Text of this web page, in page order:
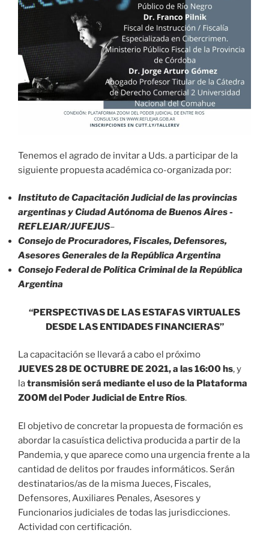
Tenemos el agrado de invitar a Uds. a participar de la
siguiente propuesta académica co-organizada por:
Instituto de Capacitación Judicial de las provincias
argentinas y Ciudad Autónoma de Buenos Aires -
REFLEJAR/JUFEJUS–
Consejo de Procuradores, Fiscales, Defensores,
Asesores Generales de la República Argentina
Consejo Federal de Política Criminal de la República
Argentina
“PERSPECTIVAS DE LAS ESTAFAS VIRTUALES
DESDE LAS ENTIDADES FINANCIERAS”
La capacitación se llevará a cabo el próximo
JUEVES 28 DE OCTUBRE DE 2021, a las 16:00 hs, y
latransmisión será mediante el uso de la Plataforma
ZOOM del Poder Judicial de Entre Ríos.
El objetivo de concretar la propuesta de formación es
abordar la casuística delictiva producida a partir de la
Pandemia, y que aparece como una urgencia frente a la
cantidad de delitos por fraudes informáticos. Serán
destinatarios/as de la misma Jueces, Fiscales,
Defensores, Auxiliares Penales, Asesores y
Funcionarios judiciales de todas las jurisdicciones.
Actividad con certificación.